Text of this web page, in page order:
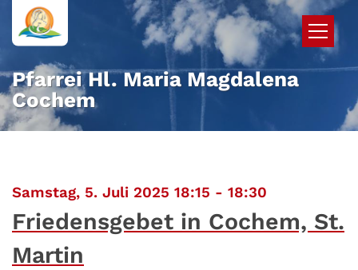
Zum Inhalt springen
Pfarrei Hl. Maria Magdalena
Cochem
Samstag, 5. Juli 2025 18:15 - 18:30
Friedensgebet in Cochem, St.
Martin